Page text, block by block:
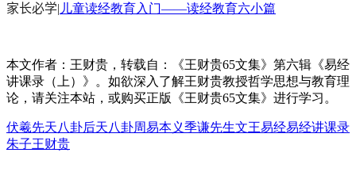
家长必学| 儿童读经教育入门——读经教育六小篇
本文作者：王财贵，转载自：《王财贵65文集》第六辑《易经
讲课录（上）》。如欲深入了解王财贵教授哲学思想与教育理
论，请关注本站，或购买正版《王财贵65文集》进行学习。
伏羲先天八卦后天八卦周易本义季谦先生文王易经易经讲课录
朱子王财贵